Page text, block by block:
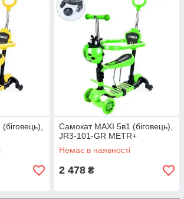
Самокат MAXI 5в1 (біговець),
JR3-101-GR METR+
Немає в наявності
2 478 ₴